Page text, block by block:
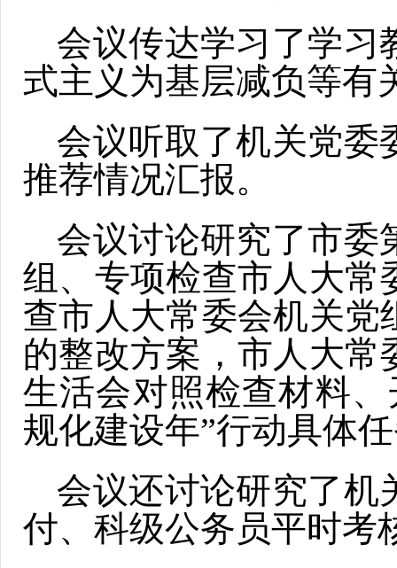
会议传达学习了学习
式主义为基层减负等有
会议听取了机关党委
推荐情况汇报。
会议讨论研究了市委
组、专项检查市人大常
查市人大常委会机关党
的整改方案，市人大
生活会对照检查材料
规化建设年”行动具体
会议还讨论研究了机
付、科级公务员平时考